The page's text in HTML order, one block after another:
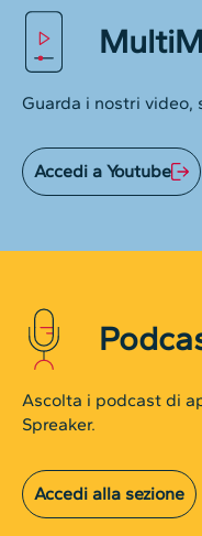
Guarda i nostri video,
Accedi a Youtube
Ascolta i podcast di
Spreaker.
Accedi alla sezione